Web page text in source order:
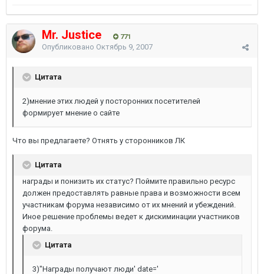
Mr. Justice 771
Опубликовано Октябрь 9, 2007
Цитата
2)мнение этих людей у посторонних посетителей
формирует мнение о сайте
Что вы предлагаете? Отнять у сторонников ЛК
Цитата
награды и понизить их статус? Поймите правильно ресурс
должен предоставлять равные права и возможности всем
участникам форума независимо от их мнений и убеждений.
Иное решение проблемы ведет к дискиминации участников
форума.
Цитата
3)"Награды получают люди' date='